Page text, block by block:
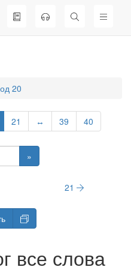
20
21 ↔ 39 40
»
21
все слова